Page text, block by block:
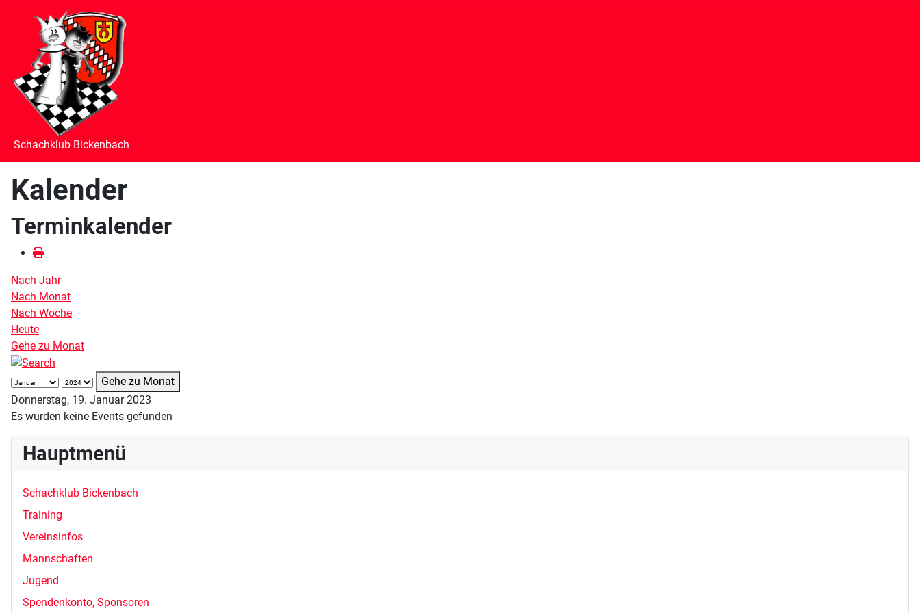
Schachklub Bickenbach
Hauptmenü
Schachklub Bickenbach
Training
Vereinsinfos
Mannschaften
Jugend
Spendenkonto, Sponsoren
Kalender
Terminkalender
Nach Jahr
Nach Monat
Nach Woche
Heute
Gehe zu Monat
Gehe zu Monat
Donnerstag, 19. Januar 2023
Es wurden keine Events gefunden